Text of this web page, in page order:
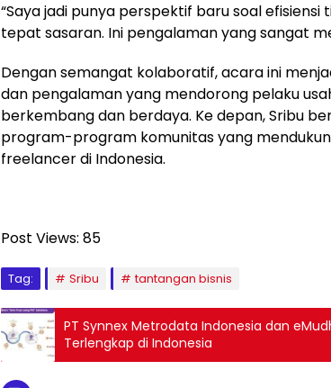
“Saya jadi punya perspektif baru soal
tepat sasaran. Ini pengalaman yang sangat
Dengan semangat kolaboratif, acara ini
dan pengalaman yang mendorong pelaku
berkembang dan berdaya. Ke depan, Sribu
program-program komunitas yang
freelancer di Indonesia.
Post Views: 85
Tag: Sribu tantangan bisnis
PT Synnex Metrodata Indonesia dan
Terlengkap di Indonesia